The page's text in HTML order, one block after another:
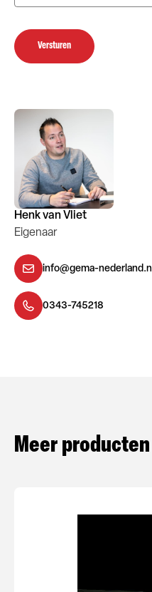
Henk van Vliet
Eigenaar
info@gema-nederland.nl
0343-745218
Versturen
Meer producten